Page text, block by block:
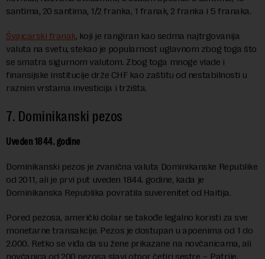
santima, 20 santima, 1/2 franka, 1 franak, 2 franka i 5 franaka.
Švajcarski franak, koji je rangiran kao sedma najtrgovanija
valuta na svetu, stekao je popularnost uglavnom zbog toga što
se smatra sigurnom valutom. Zbog toga mnoge vlade i
finansijske institucije drže CHF kao zaštitu od nestabilnosti u
raznim vrstama investicija i tržišta.
7. Dominikanski pezos
Uveden 1844. godine
Dominikanski pezos je zvanična valuta Dominikanske Republike
od 2011, ali je prvi put uveden 1844. godine, kada je
Dominikanska Republika povratila suverenitet od Haitija.
Pored pezosa, američki dolar se takođe legalno koristi za sve
monetarne transakcije. Pezos je dostupan u apoenima od 1 do
2.000. Retko se viđa da su žene prikazane na novčanicama, ali
novčanica od 200 pezosa slavi otpor četiri sestre – Patrije,